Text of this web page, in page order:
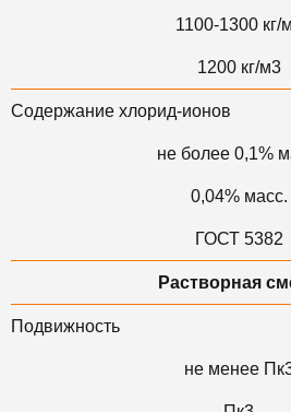
1100-1300 кг/
1200 кг/м3
Содержание хлорид-ионов
не более 0,1%
0,04% масс.
ГОСТ 5382
Растворная
Подвижность
не менее